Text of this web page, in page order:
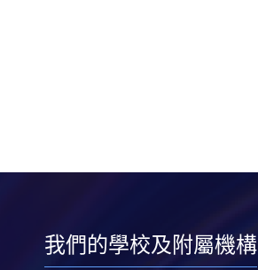
我們的學校及附屬機構